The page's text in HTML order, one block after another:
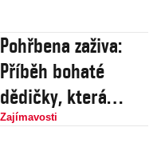
Pohřbena zaživa:
Příběh bohaté
dědičky, která
strávila 80 hodin v
Zajímavosti